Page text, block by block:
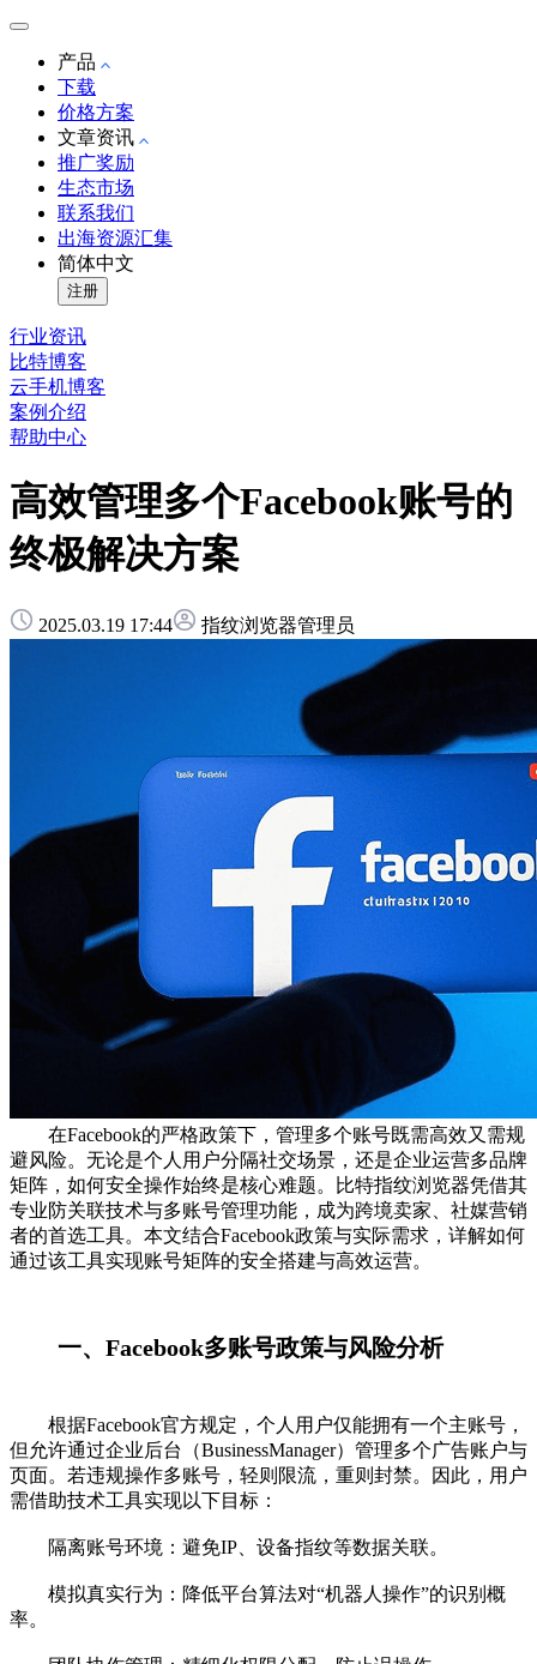
产品
下载
价格方案
文章资讯
推广奖励
生态市场
联系我们
出海资源汇集
简体中文
注册
行业资讯
比特博客
云手机博客
案例介绍
帮助中心
高效管理多个Facebook账号的
终极解决方案
2025.03.19 17:44 指纹浏览器管理员
在Facebook的严格政策下，管理多个账号既需高效又需规
避风险。无论是个人用户分隔社交场景，还是企业运营多品牌
矩阵，如何安全操作始终是核心难题。比特指纹浏览器凭借其
专业防关联技术与多账号管理功能，成为跨境卖家、社媒营销
者的首选工具。本文结合Facebook政策与实际需求，详解如何
通过该工具实现账号矩阵的安全搭建与高效运营。
一、Facebook多账号政策与风险分析
根据Facebook官方规定，个人用户仅能拥有一个主账号，
但允许通过企业后台（BusinessManager）管理多个广告账户与
页面。若违规操作多账号，轻则限流，重则封禁。因此，用户
需借助技术工具实现以下目标：
隔离账号环境：避免IP、设备指纹等数据关联。
模拟真实行为：降低平台算法对“机器人操作”的识别概
率。